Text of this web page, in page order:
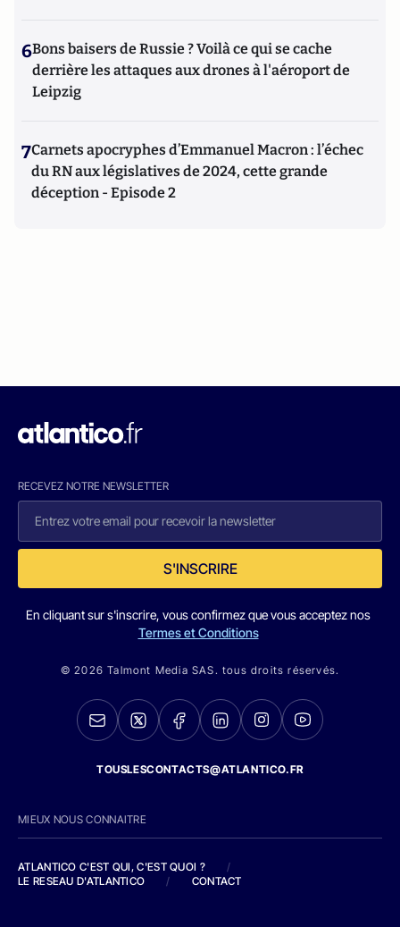
6Bons baisers de Russie ? Voilà ce qui se cache
derrière les attaques aux drones à l'aéroport de
Leipzig
7Carnets apocryphes d’Emmanuel Macron : l’échec
du RN aux législatives de 2024, cette grande
déception - Episode 2
RECEVEZ NOTRE NEWSLETTER
S'INSCRIRE
En cliquant sur s'inscrire, vous confirmez que vous acceptez nos
Termes et Conditions
© 2026 Talmont Media SAS. tous droits réservés.
TOUSLESCONTACTS@ATLANTICO.FR
MIEUX NOUS CONNAITRE
ATLANTICO C'EST QUI, C'EST QUOI ?
/
LE RESEAU D'ATLANTICO
/ CONTACT